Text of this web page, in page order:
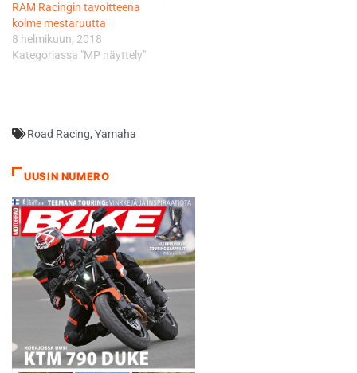
RAM Racingin tavoitteena
kolme mestaruutta
8 helmikuun, 2018
Kategoriassa "MP näyttely"
Road Racing, Yamaha
UUSIN NUMERO